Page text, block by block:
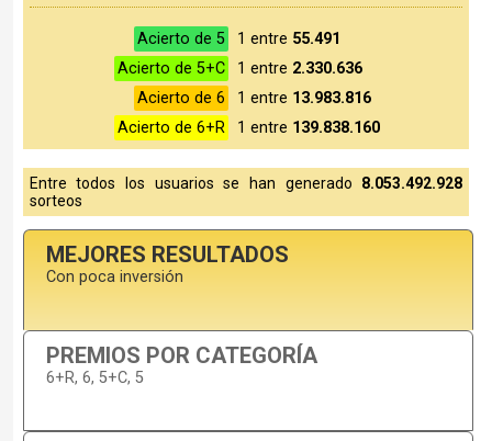
Acierto de 5 1 entre 55.491
Acierto de 5+C
1 entre 2.330.636
Acierto de 6
1 entre 13.983.816
Acierto de 6+R
1 entre 139.838.160
Entre todos los usuarios se han generado 8.053.492.928
sorteos
MEJORES RESULTADOS
Con poca inversión
PREMIOS POR CATEGORÍA
6+R, 6, 5+C, 5